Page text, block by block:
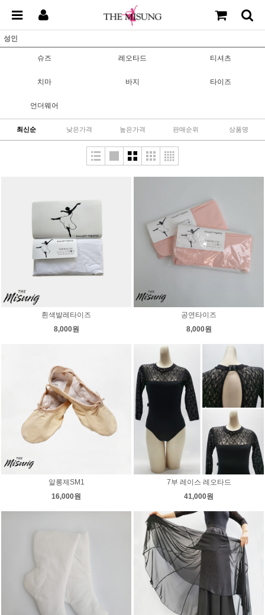
성인
슈즈 레오타드 티셔츠
치마 바지 타이즈
언더웨어
최신순 낮은가격 높은가격 판매순위 상품명
흰색발레타이즈
8,000원
공연타이즈
8,000원
알롱제SM1
16,000원
7부 레이스 레오타드
41,000원